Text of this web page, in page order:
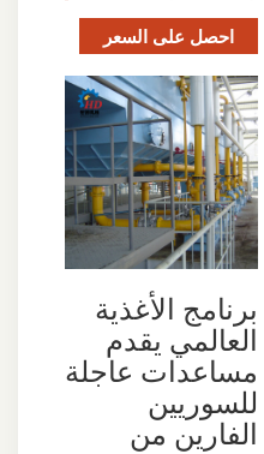
احصل على السعر
برنامج الأغذية
العالمي يقدم
مساعدات عاجلة
للسوريين
الفارين من